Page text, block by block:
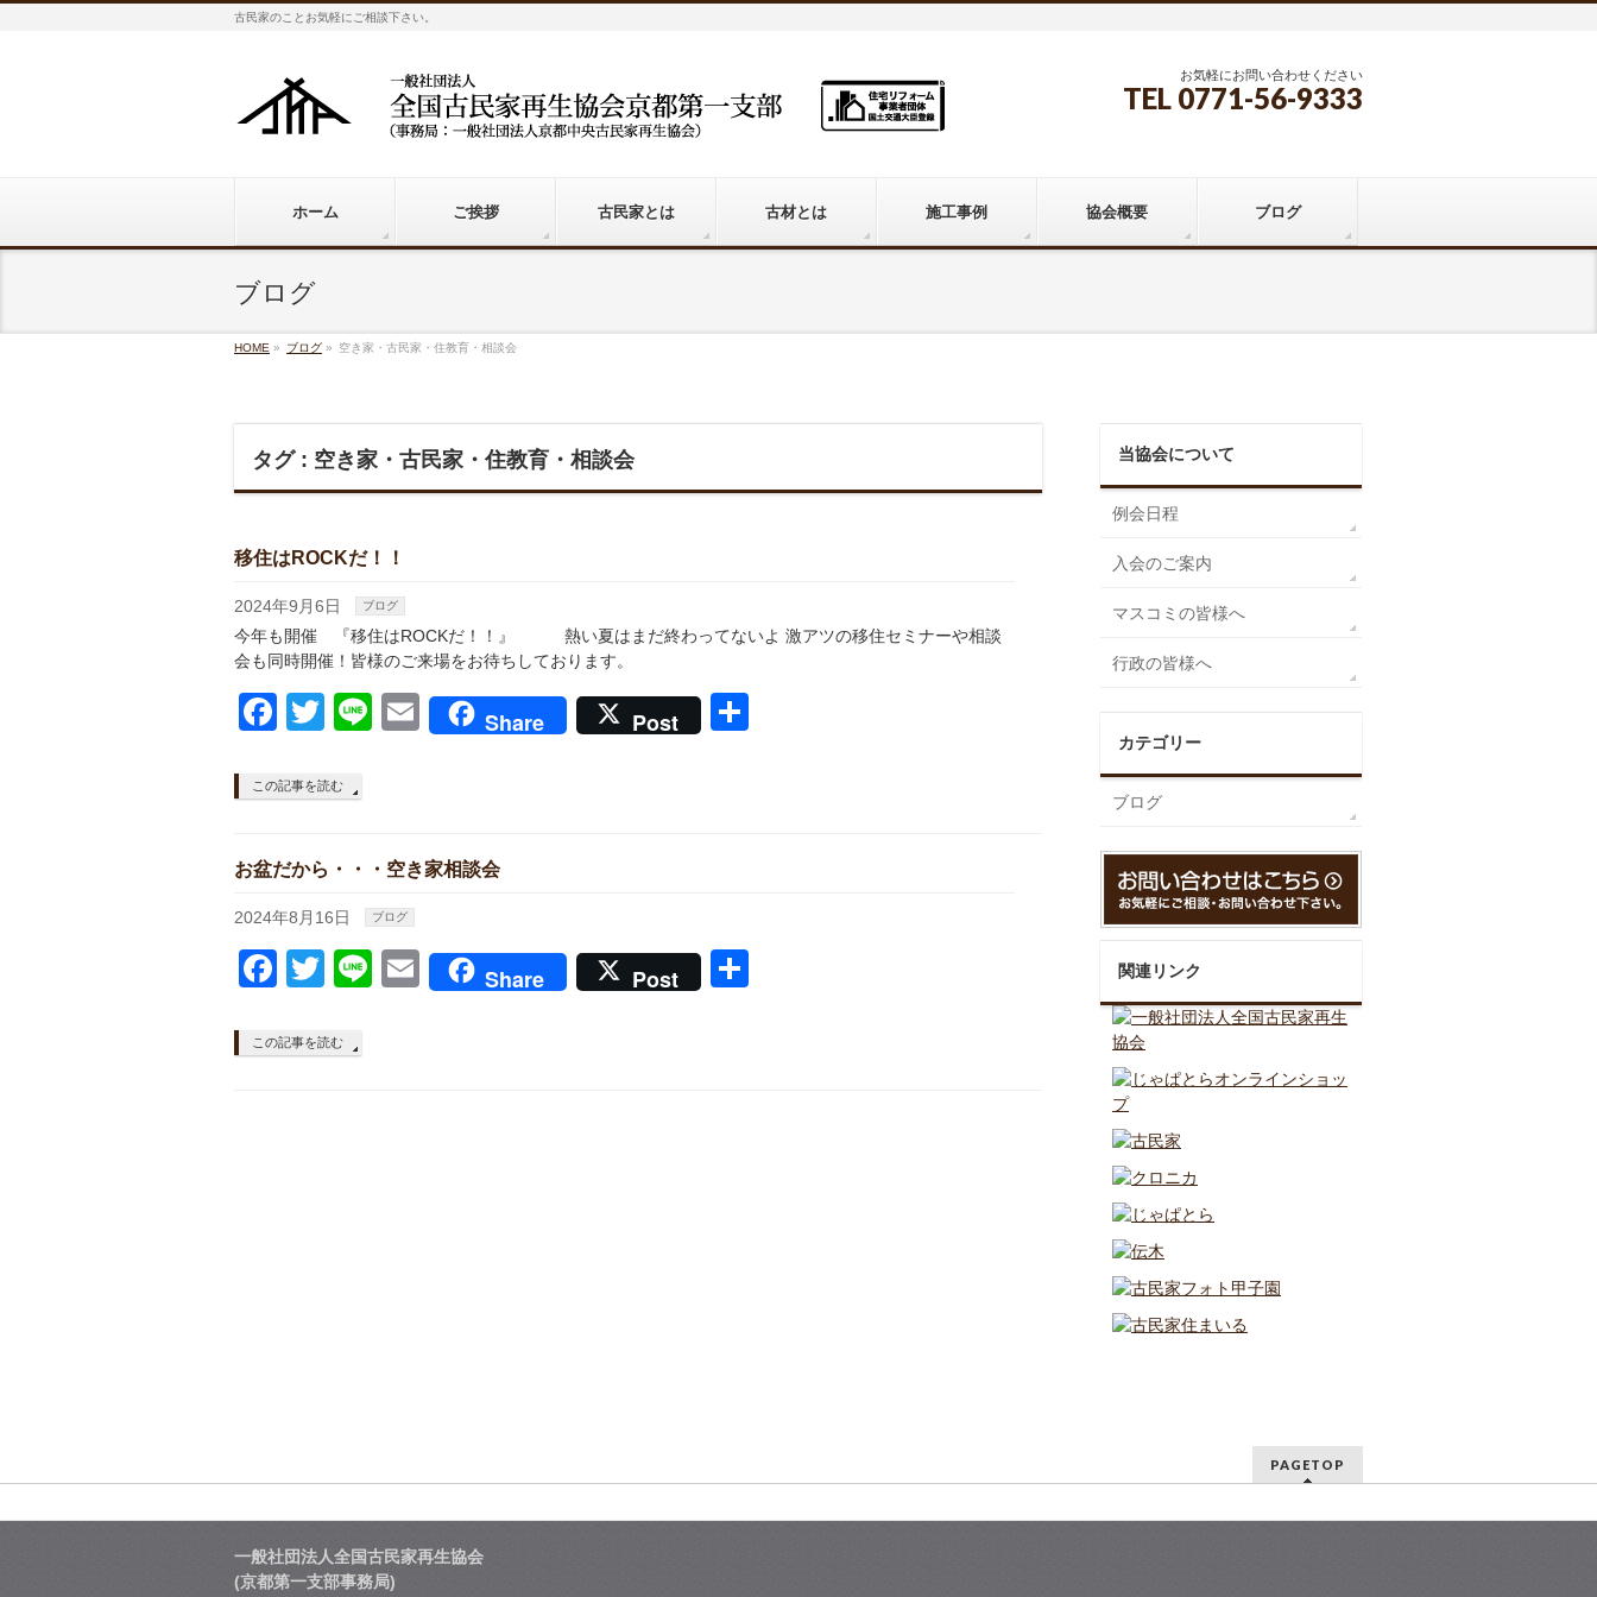
古民家のことお気軽にご相談下さい。
お気軽にお問い合わせください
TEL 0771-56-9333
ホーム ご挨拶 古民家とは 古材とは 施工事例 協会概要 ブログ
ブログ
HOME » ブログ » 空き家・古民家・住教育・相談会
タグ : 空き家・古民家・住教育・相談会
移住はROCKだ！！
2024年9月6日 ブログ
今年も開催 『移住はROCKだ！！』 熱い夏はまだ終わってないよ 激アツの移住セミナーや相談
会も同時開催！皆様のご来場をお待ちしております。
Facebook
Twitter
LineEmailShare Post
この記事を読む
お盆だから・・・空き家相談会
2024年8月16日 ブログ
Facebook
Twitter
LineEmailShare Post
この記事を読む
当協会について
例会日程
入会のご案内
マスコミの皆様へ
行政の皆様へ
カテゴリー
ブログ
関連リンク
PAGETOP
一般社団法人全国古民家再生協会
(京都第一支部事務局)